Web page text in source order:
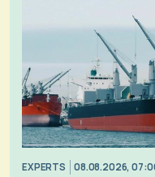
EXPERTS 08.08.2026,